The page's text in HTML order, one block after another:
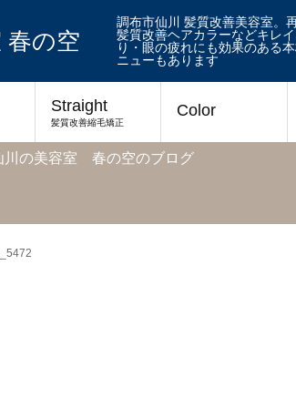
春の空
調布市仙川 髪質改善美容室。
髪質改善ヘアカラーなどキレ
り・眼の疲れにも効果のある
ニューもあります
Straight
髪質改善縮毛矯正
Color
川の美容室 春の空のブログ